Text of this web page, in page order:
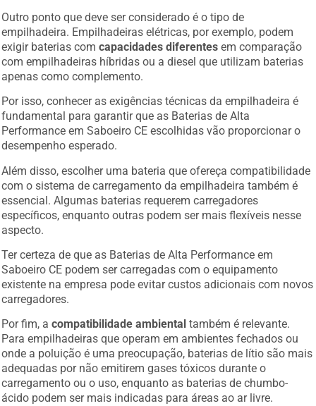
Outro ponto que deve ser considerado é o tipo de
empilhadeira. Empilhadeiras elétricas, por exemplo, podem
exigir baterias comcapacidades diferentes em comparação
com empilhadeiras híbridas ou a diesel que utilizam baterias
apenas como complemento.
Por isso, conhecer as exigências técnicas da empilhadeira é
fundamental para garantir que as Baterias de Alta
Performance em Saboeiro CE escolhidas vão proporcionar o
desempenho esperado.
Além disso, escolher uma bateria que ofereça compatibilidade
com o sistema de carregamento da empilhadeira também é
essencial. Algumas baterias requerem carregadores
específicos, enquanto outras podem ser mais flexíveis nesse
aspecto.
Ter certeza de que as Baterias de Alta Performance em
Saboeiro CE podem ser carregadas com o equipamento
existente na empresa pode evitar custos adicionais com novos
carregadores.
Por fim, acompatibilidade ambiental também é relevante.
Para empilhadeiras que operam em ambientes fechados ou
onde a poluição é uma preocupação, baterias de lítio são mais
adequadas por não emitirem gases tóxicos durante o
carregamento ou o uso, enquanto as baterias de chumbo-
ácido podem ser mais indicadas para áreas ao ar livre.